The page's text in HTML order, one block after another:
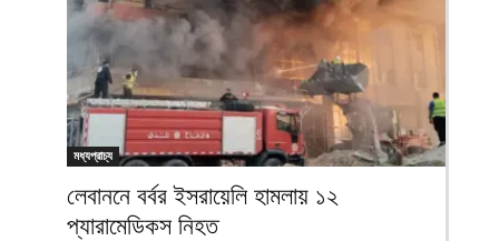
আল-
ফিরদাউস
মধ্যপ্রাচ্য
লেবাননে বর্বর ইসরায়েলি হামলায় ১২
প্যারামেডিকস নিহত